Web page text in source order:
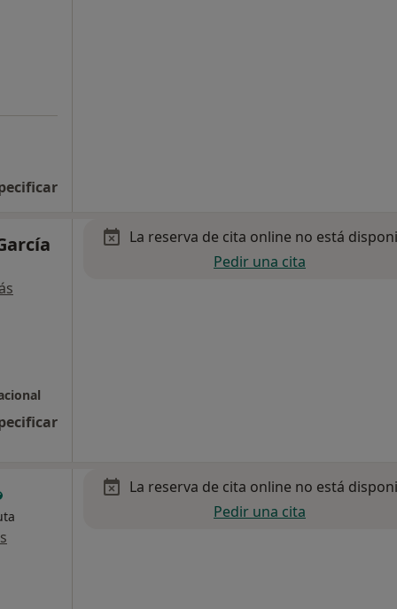
La reserva de cita online no está
Pedir una cita
La reserva de cita online no está
Pedir una cita